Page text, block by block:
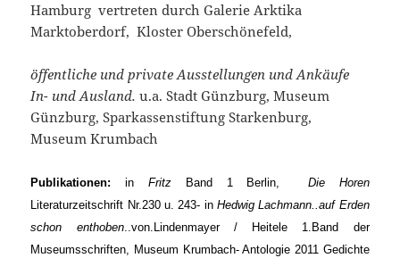
Hamburg vertreten durch Galerie Arktika
Marktoberdorf, Kloster Oberschönefeld,
öffentliche und private Ausstellungen und Ankäufe
In- und Ausland.u.a. Stadt Günzburg, Museum
Günzburg, Sparkassenstiftung Starkenburg,
Museum Krumbach
Publikationen: in FritzBand 1 Berlin, Die Horen
Literaturzeitschrift Nr.230 u. 243- in Hedwig Lachmann..auf Erden
schon enthoben..von.Lindenmayer / Heitele 1.Band der
Museumsschriften, Museum Krumbach- Antologie 2011 Gedichte